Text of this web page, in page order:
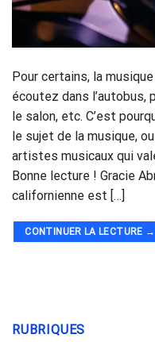
Pour certains, la
écoutez dans l’autobus,
le salon, etc. C’est
le sujet de la musique,
artistes musicaux qui
Bonne lecture ! Gracie
californienne est […]
CONTINUER LA LECTURE →
RUBRIQUES